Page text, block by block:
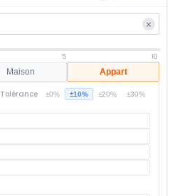
×
5 10
Maison Appart
Tolérance ±0% ±10% ±20% ±30%